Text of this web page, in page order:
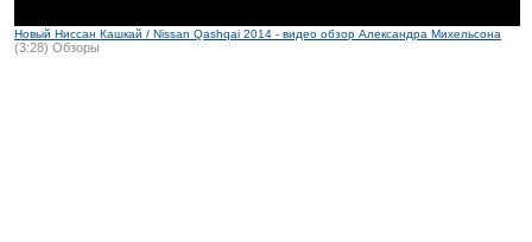
Новый Ниссан Кашкай / Nissan Qashqai 2014 - видео обзор Александра Михельсона
(3:28) Обзоры